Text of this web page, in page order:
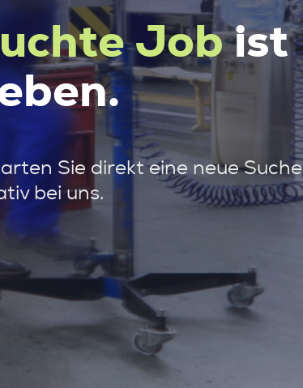
Jobist
Sie direkt eine neue Suche
bei uns.